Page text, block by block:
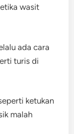
wasit
ada cara
turis di
ketukan
malah